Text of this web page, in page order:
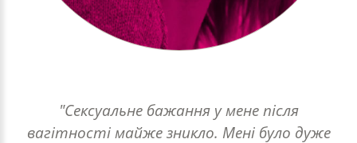
"Сексуальне бажання у мене після
вагітності майже зникло. Мені було дуже